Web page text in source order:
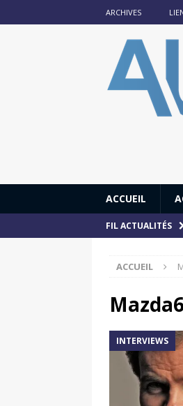
ARCHIVES
ACCUEIL
FIL ACTUALITÉS
ACCUEIL
INTERVIEWS